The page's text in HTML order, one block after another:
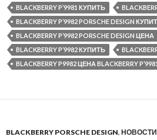
BLACKBERRY P’9981 КУПИТЬ
BLACKBERRY P’9982 PORSCHE DESIGN
BLACKBERRY P’9982 PORSCHE DESIGN ЦЕНА
BLACKBERRY P’9982 КУПИТЬ
BLACKBERRY P9982 ЦЕНА BLACKBERRY
BLACKBERRY PORSCHE DESIGN, НОВОСТИ